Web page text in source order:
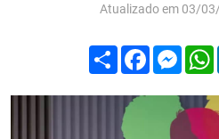
Atualizado em 03/
Compartilhar
Facebook